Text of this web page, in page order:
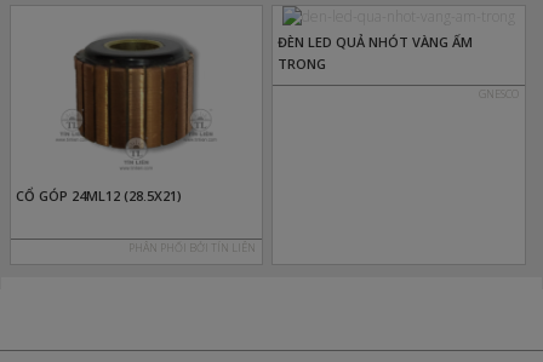
CỔ GÓP 24ML12 (28.5X21)
PHÂN PHỐI BỞI TÍN LIÊN
ĐÈN LED QUẢ NHÓT VÀNG ẤM
TRONG
GNESCO